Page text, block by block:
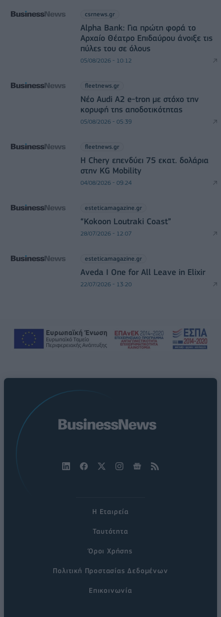
csrnews.gr
Alpha Bank: Για πρώτη φορά το
Αρχαίο Θέατρο Επιδαύρου άνοιξε τις
πύλες του σε όλους
05/08/2026 - 10:12
fleetnews.gr
Νέο Audi A2 e-tron με στόχο την
κορυφή της αποδοτικότητας
05/08/2026 - 05:39
fleetnews.gr
Η Chery επενδύει 75 εκατ. δολάρια
στην KG Mobility
04/08/2026 - 09:24
esteticamagazine.gr
“Kokoon Loutraki Coast”
28/07/2026 - 12:07
esteticamagazine.gr
Aveda I One for All Leave in Elixir
22/07/2026 - 13:20
Η Εταιρεία
Ταυτότητα
Όροι Χρήσης
Πολιτική Προστασίας Δεδομένων
Επικοινωνία